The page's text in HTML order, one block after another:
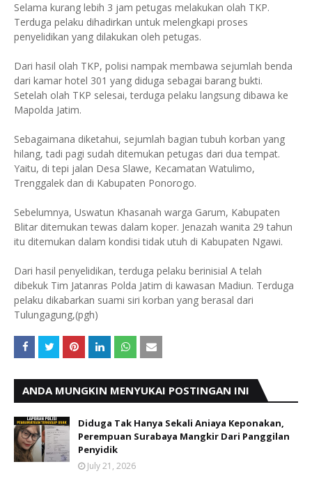
Selama kurang lebih 3 jam petugas melakukan olah TKP.
Terduga pelaku dihadirkan untuk melengkapi proses
penyelidikan yang dilakukan oleh petugas.
Dari hasil olah TKP, polisi nampak membawa sejumlah benda
dari kamar hotel 301 yang diduga sebagai barang bukti.
Setelah olah TKP selesai, terduga pelaku langsung dibawa ke
Mapolda Jatim.
Sebagaimana diketahui, sejumlah bagian tubuh korban yang
hilang, tadi pagi sudah ditemukan petugas dari dua tempat.
Yaitu, di tepi jalan Desa Slawe, Kecamatan Watulimo,
Trenggalek dan di Kabupaten Ponorogo.
Sebelumnya, Uswatun Khasanah warga Garum, Kabupaten
Blitar ditemukan tewas dalam koper. Jenazah wanita 29 tahun
itu ditemukan dalam kondisi tidak utuh di Kabupaten Ngawi.
Dari hasil penyelidikan, terduga pelaku berinisial A telah
dibekuk Tim Jatanras Polda Jatim di kawasan Madiun. Terduga
pelaku dikabarkan suami siri korban yang berasal dari
Tulungagung,(pgh)
ANDA MUNGKIN MENYUKAI POSTINGAN INI
Diduga Tak Hanya Sekali Aniaya Keponakan,
Perempuan Surabaya Mangkir Dari Panggilan
Penyidik
July 21, 2026